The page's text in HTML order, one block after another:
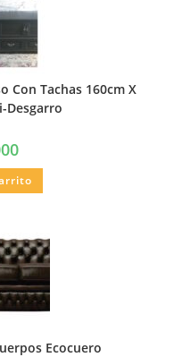
Con Tachas 160cm X
Desgarro
Ecocuero